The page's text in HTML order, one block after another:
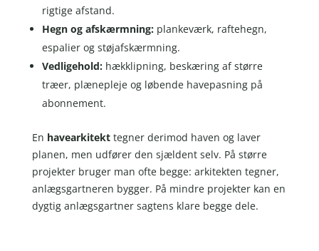
rigtige afstand.
Hegn og afskærmning:plankeværk, raftehegn,
espalier og støjafskærmning.
Vedligehold:hækklipning, beskæring af større
træer, plænepleje og løbende havepasning på
abonnement.
En havearkitekttegner derimod haven og laver
planen, men udfører den sjældent selv. På større
projekter bruger man ofte begge: arkitekten tegner,
anlægsgartneren bygger. På mindre projekter kan en
dygtig anlægsgartner sagtens klare begge dele.